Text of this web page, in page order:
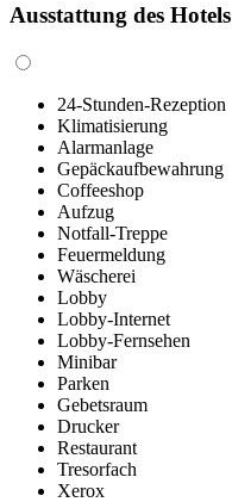
Ausstattung des Hotels
24-Stunden-Rezeption
Klimatisierung
Alarmanlage
Gepäckaufbewahrung
Coffeeshop
Aufzug
Notfall-Treppe
Feuermeldung
Wäscherei
Lobby
Lobby-Internet
Lobby-Fernsehen
Minibar
Parken
Gebetsraum
Drucker
Restaurant
Tresorfach
Xerox